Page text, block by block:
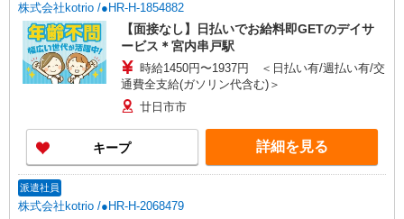
株式会社kotrio /●HR-H-1854882
【面接なし】日払いでお給料即GETのデイサ
ービス＊宮内串戸駅
時給1450円〜1937円 ＜日払い有/週払い有/交
通費全支給(ガソリン代含む)＞
廿日市市
キープ 詳細を見る
派遣社員
株式会社kotrio /●HR-H-2068479